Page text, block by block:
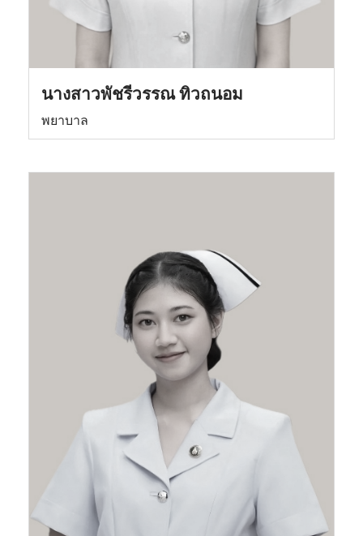
นางสาวพัชรีวรรณ ทิวถนอม
พยาบาล